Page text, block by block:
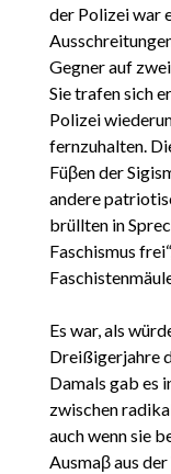
der Polizei war
Gegner auf
Sie trafen sich
Polizei
fernzuhalten.
Füβen der
andere
brüllten in
Faschismus
Es war, als
Dreißigerjahre
Damals gab es
zwischen
auch wenn sie
Ausmaβ aus